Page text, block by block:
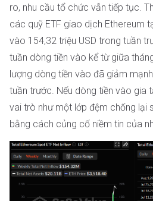
ro, nhu cầu tổ chức vẫn tiếp tục.
các quỹ ETF giao dịch Ethereum
vào 154,32 triệu USD trong tuần
tuần dòng tiền vào kể từ giữa
lượng dòng tiền vào đã giảm
tuần trước. Nếu dòng tiền vào gia
vai trò như một lớp đệm chống lại
bằng cách củng cố niềm tin của